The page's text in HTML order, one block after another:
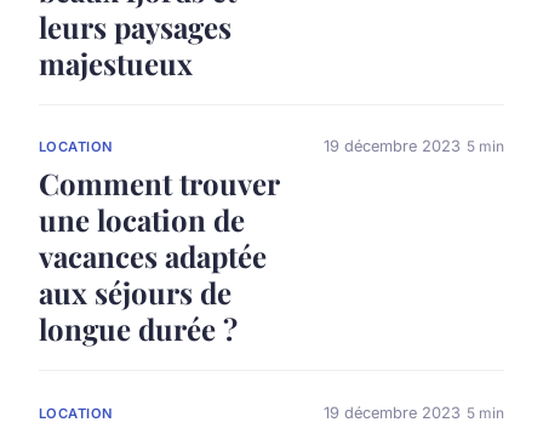
leurs paysages
majestueux
LOCATION
Comment trouver
une location de
vacances adaptée
aux séjours de
longue durée ?
19 décembre 2023 5 min
LOCATION 19 décembre 2023 5 min